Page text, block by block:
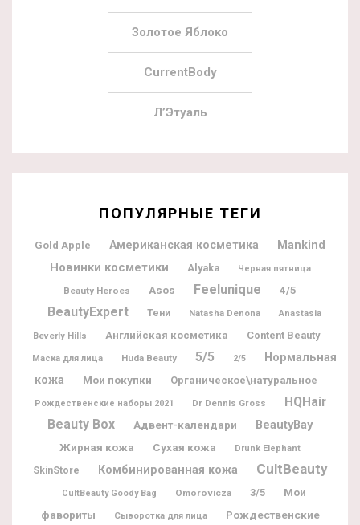
Золотое Яблоко
CurrentBody
Л’Этуаль
ПОПУЛЯРНЫЕ ТЕГИ
Gold Apple Американская косметика Mankind
Новинки косметики Alyaka Черная пятница
Beauty Heroes Asos Feelunique 4/5
BeautyExpert Тени Natasha Denona Anastasia
Beverly Hills Английская косметика Content Beauty
Маска для лица Huda Beauty 5/5 2/5
Нормальная
кожа
Мои покупки Органическое\натуральное
Рождественские наборы 2021 Dr Dennis Gross HQHair
Beauty Box Адвент-календари BeautyBay
Жирная кожа Сухая кожа Drunk Elephant
SkinStore Комбинированная кожа CultBeauty
CultBeauty Goody Bag Omorovicza 3/5
Мои
фавориты
Сыворотка для лица
Рождественские